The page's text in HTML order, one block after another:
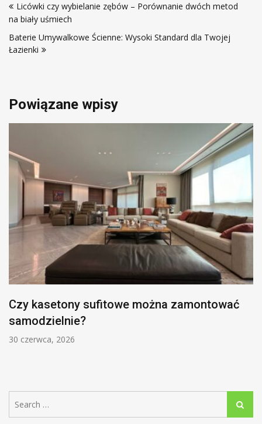
wpisu
Licówki czy wybielanie zębów – Porównanie dwóch metod
na biały uśmiech
Baterie Umywalkowe Ścienne: Wysoki Standard dla Twojej
Łazienki
Powiązane wpisy
Czy kasetony sufitowe można zamontować
samodzielnie?
30 czerwca, 2026
for:
Search